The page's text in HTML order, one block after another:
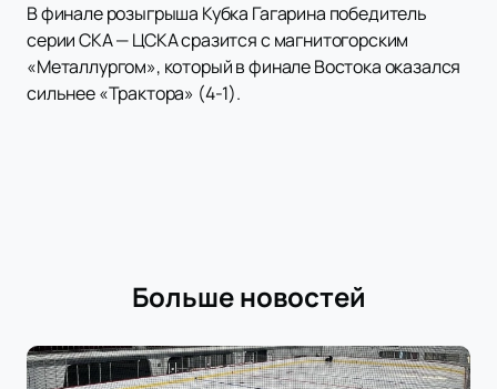
В финале розыгрыша Кубка Гагарина победитель
серии СКА — ЦСКА сразится с магнитогорским
«Металлургом», который в финале Востока оказался
сильнее «Трактора» (4-1).
Больше новостей